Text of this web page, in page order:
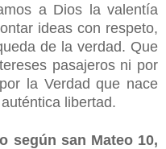
a Dios la valentía
ideas con respeto,
de la verdad. Que
pasajeros ni por
la Verdad que nace
libertad.
según san Mateo 10,